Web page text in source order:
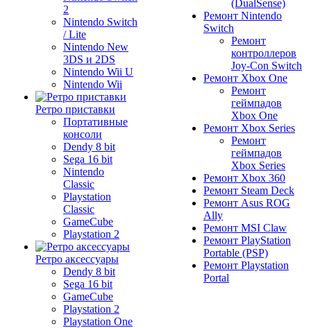
2
Nintendo Switch
/ Lite
Nintendo New
3DS и 2DS
Nintendo Wii U
Nintendo Wii
Ретро приставки
Портативные
консоли
Dendy 8 bit
Sega 16 bit
Nintendo
Classic
Playstation
Classic
GameCube
Playstation 2
Ретро аксессуары
Dendy 8 bit
Sega 16 bit
GameCube
Playstation 2
Playstation One
(DualSense)
Ремонт Nintendo
Switch
Ремонт
контроллеров
Joy-Con Switch
Ремонт Xbox One
Ремонт
геймпадов
Xbox One
Ремонт Xbox Series
Ремонт
геймпадов
Xbox Series
Ремонт Xbox 360
Ремонт Steam Deck
Ремонт Asus ROG
Ally
Ремонт MSI Claw
Ремонт PlayStation
Portable (PSP)
Ремонт Playstation
Portal